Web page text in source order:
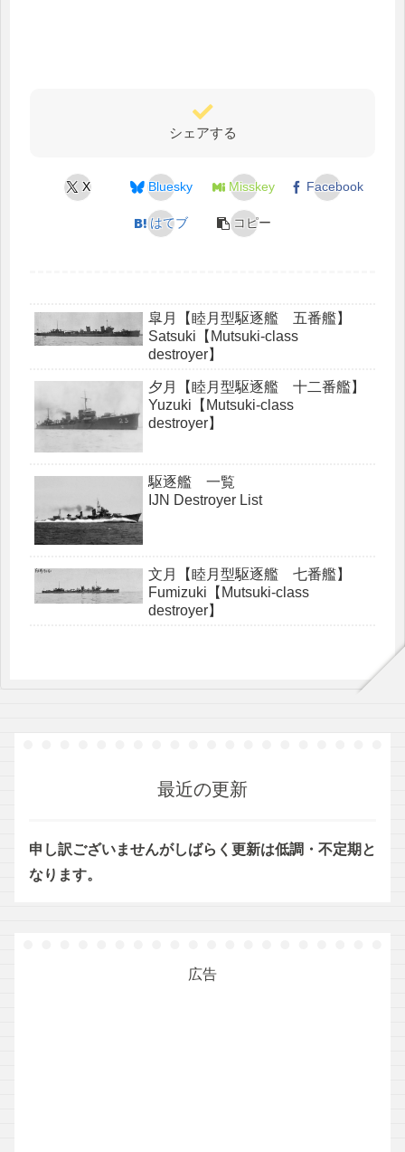
シェアする
X Bluesky Misskey Facebook
はてブ コピー
皐月【睦月型駆逐艦 五番艦】
Satsuki【Mutsuki-class
destroyer】
夕月【睦月型駆逐艦 十二番艦】
Yuzuki【Mutsuki-class
destroyer】
駆逐艦 一覧
IJN Destroyer List
文月【睦月型駆逐艦 七番艦】
Fumizuki【Mutsuki-class
destroyer】
最近の更新
申し訳ございませんがしばらく更新は低調・不定期と
なります。
広告